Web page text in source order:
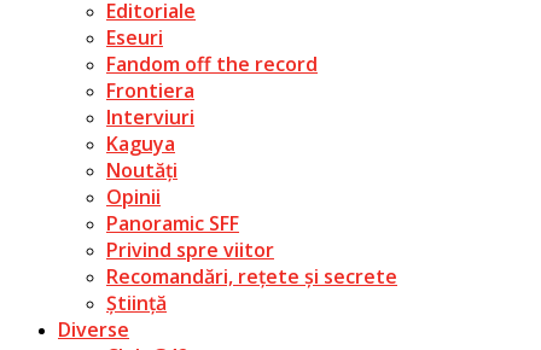
Editoriale
Eseuri
Fandom off the record
Frontiera
Interviuri
Kaguya
Noutăți
Opinii
Panoramic SFF
Privind spre viitor
Recomandări, rețete și secrete
Știință
Diverse